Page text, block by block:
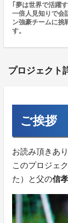
｢夢は世界で活躍
一倍人見知りで会
ン強豪チームに挑
す。
プロジェクト
ご挨拶
お読み頂きあ
このプロジェ
た）と父の信孝